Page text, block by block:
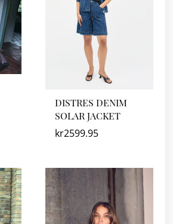
DISTRES DENIM
SOLAR JACKET
kr2599.95